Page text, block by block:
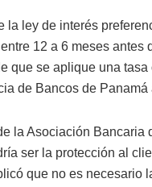
la ley de interés
12 a 6 meses antes
que se aplique una
de Bancos de Panamá
la Asociación
ser la protección al
que no es necesario